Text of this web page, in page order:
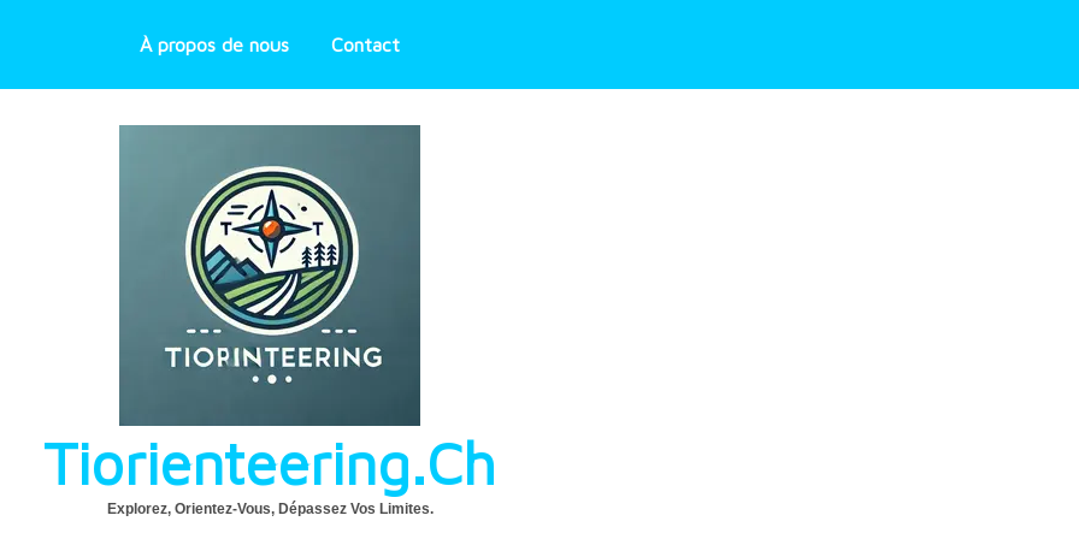
À propos de nous Contact
Tiorienteering.ch
Explorez, Orientez-Vous, Dépassez Vos Limites.